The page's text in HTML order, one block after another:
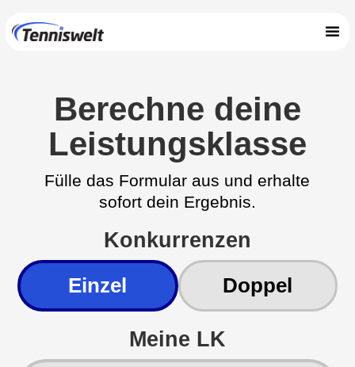
Berechne deine
Leistungsklasse
Fülle das Formular aus und erhalte
sofort dein Ergebnis.
Konkurrenzen
Einzel Doppel
Meine LK